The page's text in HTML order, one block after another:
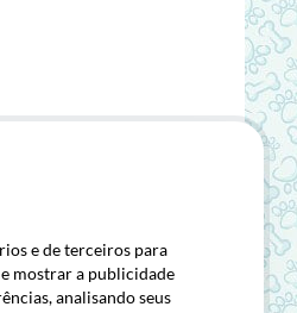
e de terceiros para
mostrar a publicidade
analisando seus